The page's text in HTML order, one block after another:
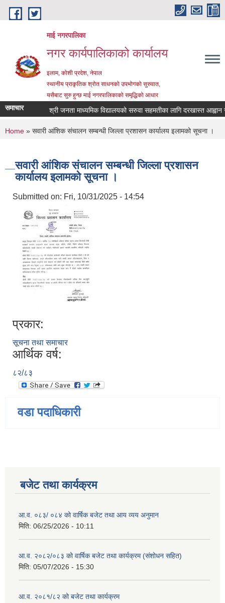
Skip to main content
माई नगरपालिका
नगर कार्यपालिकाको कार्यालय
इलाम, कोशी प्रदेश, नेपाल
स्थानीय प्राकृतिक श्रोत साधनको उपभोगको सुरुवात,
यसैबाट सुरु हुन्छ माई नगरपालिकाको समृद्धिको आधार
समाचार श्री जनता माध्यमिक विद्यालयको सरुवा सहमतीका लागि दरखास्त आह्वान
You are here
Home » सवारी आंशिक संचालन सम्बन्धी जिल्ला प्रशासन कार्यालय इलामको सूचना ।
सवारी आंशिक संचालन सम्बन्धी जिल्ला प्रशासन
कार्यालय इलामको सूचना ।
Submitted on: Fri, 10/31/2025 - 14:54
प्रकार:
सूचना तथा समाचार
आर्थिक वर्ष:
८२/८३
वडा पदाधिकारी
बजेट तथा कार्यक्रम
आ.व. ०८३/ ०८४ को वार्षिक बजेट तथा आय व्यय अनुमान
मिति: 06/25/2026 - 10:11
आ.व. २०८२/०८३ को वार्षिक बजेट तथा कार्यक्रम (संशोधन सहित)
मिति: 05/07/2026 - 15:30
आ.व. २०८१/८२ को बजेट तथा कार्यक्रम